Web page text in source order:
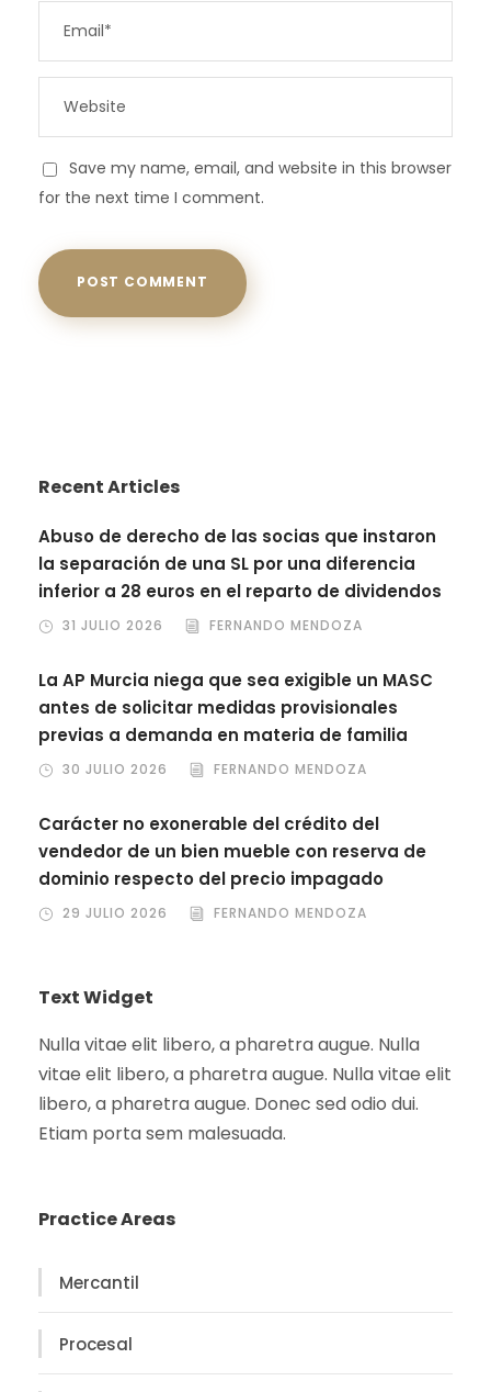
Save my name, email, and website in this browser
for the next time I comment.
Recent Articles
Abuso de derecho de las socias que instaron
la separación de una SL por una diferencia
inferior a 28 euros en el reparto de dividendos
31 JULIO 2026 FERNANDO MENDOZA
La AP Murcia niega que sea exigible un MASC
antes de solicitar medidas provisionales
previas a demanda en materia de familia
30 JULIO 2026 FERNANDO MENDOZA
Carácter no exonerable del crédito del
vendedor de un bien mueble con reserva de
dominio respecto del precio impagado
29 JULIO 2026 FERNANDO MENDOZA
Text Widget
Nulla vitae elit libero, a pharetra augue. Nulla
vitae elit libero, a pharetra augue. Nulla vitae elit
libero, a pharetra augue. Donec sed odio dui.
Etiam porta sem malesuada.
Practice Areas
Mercantil
Procesal